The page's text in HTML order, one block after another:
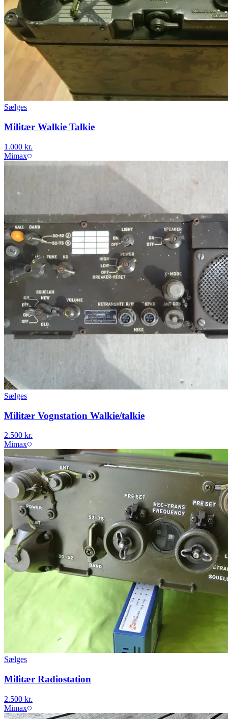
Sælges
Militær Walkie Talkie
1.000 kr.
Mimax
Sælges
Militær Vognstation Walkie/talkie
2.500 kr.
Mimax
Sælges
Militær Radiostation
2.500 kr.
Mimax